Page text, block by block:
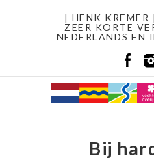
| HENK
ZEER KORTE
NEDERLANDS EN
Bij